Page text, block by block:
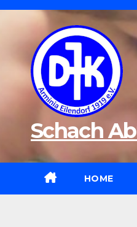
Zum
wechseln
Schach
HOME